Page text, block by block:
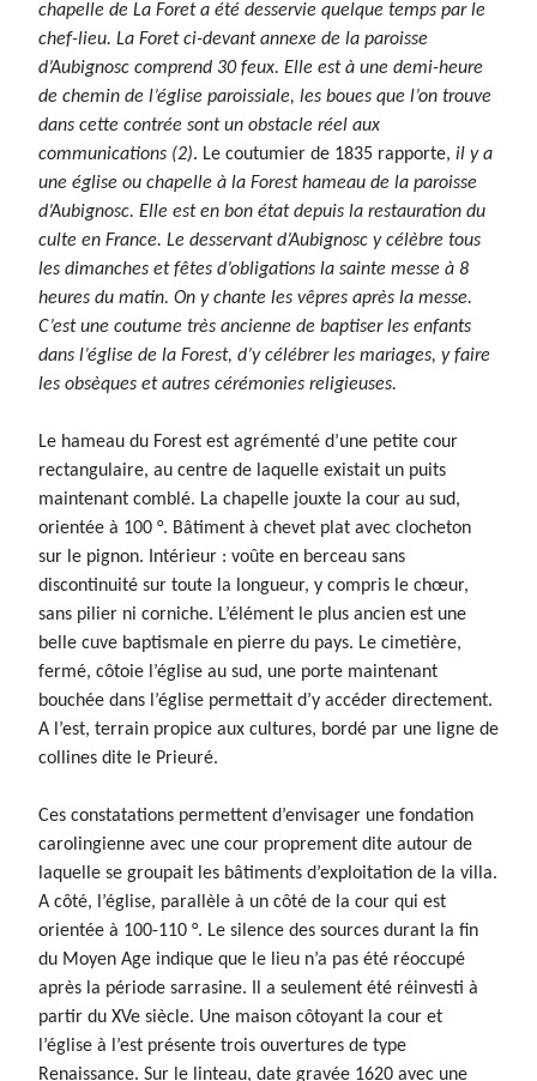
chapelle de La Foret a été desservie quelque temps par le
chef-lieu. La Foret ci-devant annexe de la paroisse
d’Aubignosc comprend 30 feux. Elle est à une demi-heure
de chemin de l’église paroissiale, les boues que l’on trouve
dans cette contrée sont un obstacle réel aux
communications (2). Le coutumier de 1835 rapporte, il y a
une église ou chapelle à la Forest hameau de la paroisse
d’Aubignosc. Elle est en bon état depuis la restauration du
culte en France. Le desservant d’Aubignosc y célèbre tous
les dimanches et fêtes d’obligations la sainte messe à 8
heures du matin. On y chante les vêpres après la messe.
C’est une coutume très ancienne de baptiser les enfants
dans l’église de la Forest, d’y célébrer les mariages, y faire
les obsèques et autres cérémonies religieuses.
Le hameau du Forest est agrémenté d’une petite cour
rectangulaire, au centre de laquelle existait un puits
maintenant comblé. La chapelle jouxte la cour au sud,
orientée à 100 °. Bâtiment à chevet plat avec clocheton
sur le pignon. Intérieur : voûte en berceau sans
discontinuité sur toute la longueur, y compris le chœur,
sans pilier ni corniche. L’élément le plus ancien est une
belle cuve baptismale en pierre du pays. Le cimetière,
fermé, côtoie l’église au sud, une porte maintenant
bouchée dans l’église permettait d’y accéder directement.
A l’est, terrain propice aux cultures, bordé par une ligne de
collines dite le Prieuré.
Ces constatations permettent d’envisager une fondation
carolingienne avec une cour proprement dite autour de
laquelle se groupait les bâtiments d’exploitation de la villa.
A côté, l’église, parallèle à un côté de la cour qui est
orientée à 100-110 °. Le silence des sources durant la fin
du Moyen Age indique que le lieu n’a pas été réoccupé
après la période sarrasine. Il a seulement été réinvesti à
partir du XVe siècle. Une maison côtoyant la cour et
l’église à l’est présente trois ouvertures de type
Renaissance. Sur le linteau, date gravée 1620 avec une